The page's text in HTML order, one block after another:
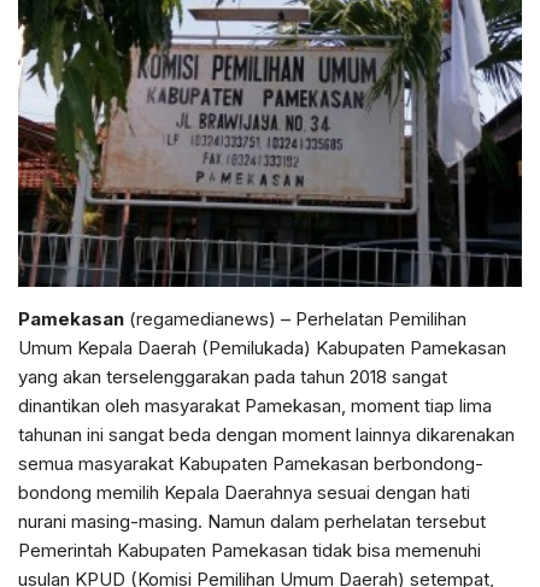
Pamekasan (regamedianews) – Perhelatan Pemilihan
Umum Kepala Daerah (Pemilukada) Kabupaten Pamekasan
yang akan terselenggarakan pada tahun 2018 sangat
dinantikan oleh masyarakat Pamekasan, moment tiap lima
tahunan ini sangat beda dengan moment lainnya dikarenakan
semua masyarakat Kabupaten Pamekasan berbondong-
bondong memilih Kepala Daerahnya sesuai dengan hati
nurani masing-masing. Namun dalam perhelatan tersebut
Pemerintah Kabupaten Pamekasan tidak bisa memenuhi
usulan KPUD (Komisi Pemilihan Umum Daerah) setempat,